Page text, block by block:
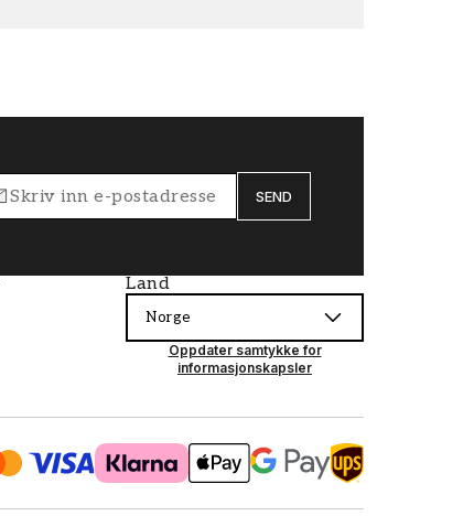
SEND
Land
Norge
Oppdater samtykke for
informasjonskapsler